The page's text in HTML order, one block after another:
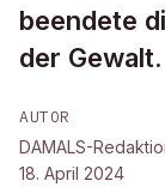
beendete
der Gewalt.
AUTOR
DAMALS-
18. April 2024